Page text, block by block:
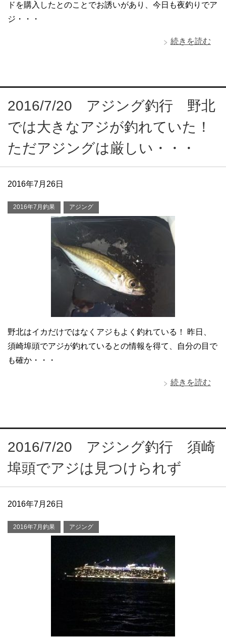
ドを購入したとのことでお誘いがあり、今日も夜釣りでア
ジ・・・
続きを読む
2016/7/20 アジング釣行 野北
では大きなアジが釣れていた！
ただアジングは厳しい・・・
2016年7月26日
2016年7月釣果 アジング
野北はイカだけではなくアジもよく釣れている！ 昨日、
須崎埠頭でアジが釣れているとの情報を得て、自分の目で
も確か・・・
続きを読む
2016/7/20 アジング釣行 須崎
埠頭でアジは見つけられず
2016年7月26日
2016年7月釣果 アジング